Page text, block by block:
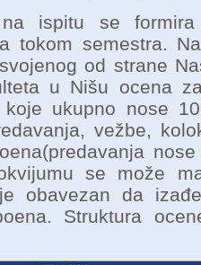
ispitu se
tokom semestra.
od strane
u Nišu ocena
ukupno nose
vežbe,
se može
obavezan da
Struktura